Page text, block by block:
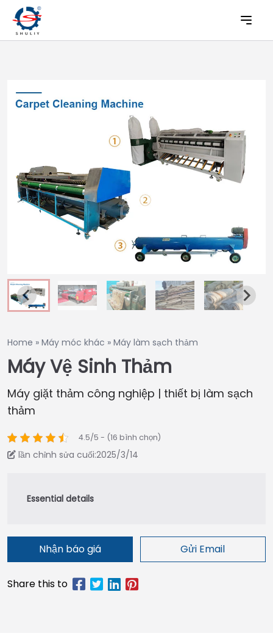
Home » Máy móc khác » Máy làm sạch thảm
Máy Vệ Sinh Thảm
Máy giặt thảm công nghiệp | thiết bị làm sạch
thảm
4.5/5 - (16 bình chọn)
lần chỉnh sửa cuối:2025/3/14
Nhận báo giá Gửi Email